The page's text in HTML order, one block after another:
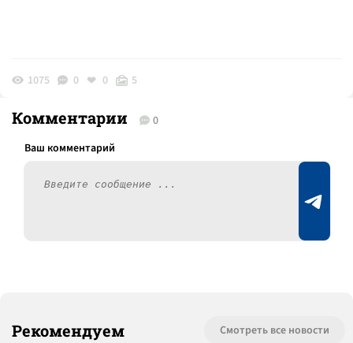
1075 0 0 5
Комментарии 0
Рекомендуем Смотреть все новости